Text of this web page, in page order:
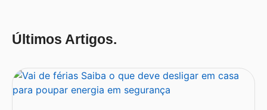
Últimos Artigos.